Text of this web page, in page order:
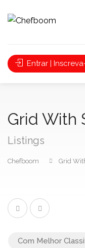
Entrar |
Grid With
Listings
Chefboom Grid